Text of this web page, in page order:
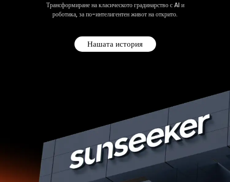
Трансформиране на класическото градинарство с AI и
роботика, за по-интелигентен живот на открито.
Нашата история